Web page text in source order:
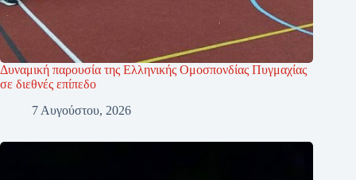
Δυναμική παρουσία της Ελληνικής Ομοσπονδίας Πυγμαχίας
σε διεθνές επίπεδο
7 Αυγούστου, 2026